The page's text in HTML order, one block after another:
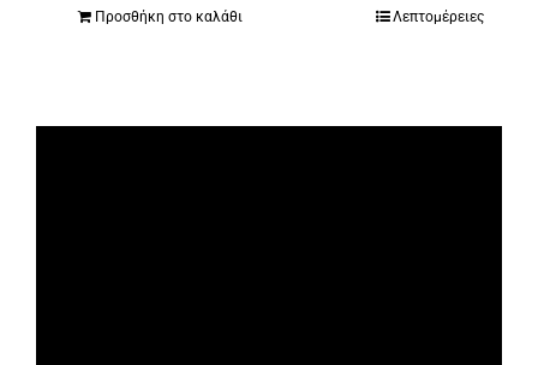
Προσθήκη στο καλάθι Λεπτομέρειες